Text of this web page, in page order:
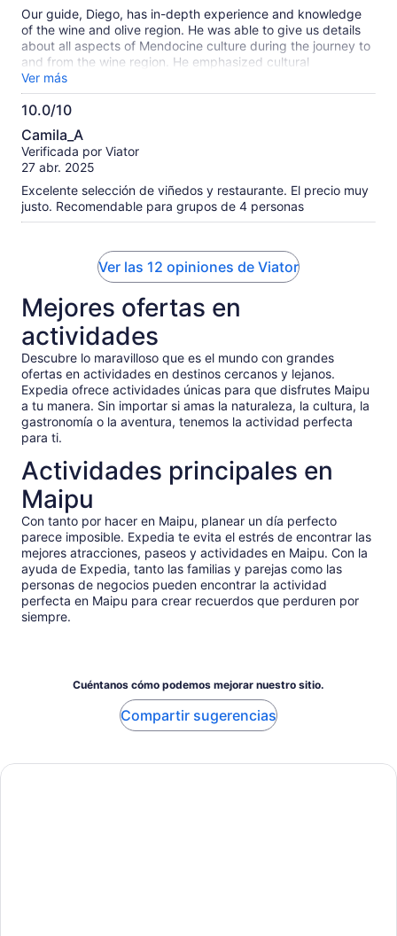
Our guide, Diego, has in-depth experience and knowledge
of the wine and olive region. He was able to give us details
about all aspects of Mendocine culture during the journey to
and from the wine region. He emphasized cultural
characteristics that only a conscientious and experienced
guide can provide. The wine tours were designed in such
way that one felt fully immersed and catered to. The settings
relaxation. We highly recommend and would repeat this
experience.
Ver más
10.0/10
10.0
de
10
Camila_A
Verificada por Viator
27 abr. 2025
Excelente selección de viñedos y restaurante. El precio muy
justo. Recomendable para grupos de 4 personas
Ver las 12 opiniones de Viator
Mejores ofertas en
actividades
Descubre lo maravilloso que es el mundo con grandes
ofertas en actividades en destinos cercanos y lejanos.
Expedia ofrece actividades únicas para que disfrutes Maipu
a tu manera. Sin importar si amas la naturaleza, la cultura, la
gastronomía o la aventura, tenemos la actividad perfecta
para ti.
Actividades principales en
Maipu
Con tanto por hacer en Maipu, planear un día perfecto
parece imposible. Expedia te evita el estrés de encontrar las
mejores atracciones, paseos y actividades en Maipu. Con la
ayuda de Expedia, tanto las familias y parejas como las
personas de negocios pueden encontrar la actividad
perfecta en Maipu para crear recuerdos que perduren por
siempre.
Cuéntanos cómo podemos mejorar nuestro sitio.
Compartir sugerencias